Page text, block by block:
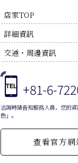
店家TOP
詳細資訊
交通・周邊資訊
+81-6-
洽詢時請告知服務人員，您的
色」。
查看官方網